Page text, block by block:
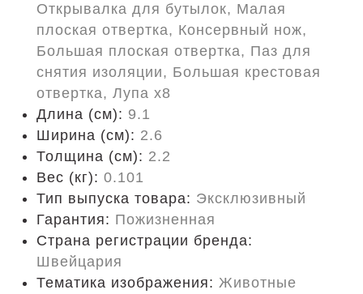
Открывалка для бутылок, Малая
плоская отвертка, Консервный нож,
Большая плоская отвертка, Паз для
снятия изоляции, Большая крестовая
отвертка, Лупа x8
Длина (cм): 9.1
Ширина (см): 2.6
Толщина (см): 2.2
Вес (кг): 0.101
Тип выпуска товара: Эксклюзивный
Гарантия: Пожизненная
Страна регистрации бренда:
Швейцария
Тематика изображения: Животные